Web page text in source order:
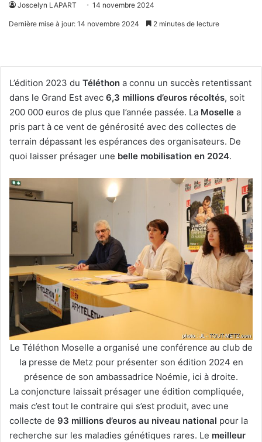
Joscelyn LAPART 14 novembre 2024
Dernière mise à jour: 14 novembre 2024 2 minutes de lecture
L’édition 2023 du Téléthon a connu un succès retentissant
dans le Grand Est avec 6,3 millions d’euros récoltés, soit
200 000 euros de plus que l’année passée. La Moselle a
pris part à ce vent de générosité avec des collectes de
terrain dépassant les espérances des organisateurs. De
quoi laisser présager une belle mobilisation en 2024.
Le Téléthon Moselle a organisé une conférence au club de
la presse de Metz pour présenter son édition 2024 en
présence de son ambassadrice Noémie, ici à droite.
La conjoncture laissait présager une édition compliquée,
mais c’est tout le contraire qui s’est produit, avec une
collecte de 93 millions d’euros au niveau national pour la
recherche sur les maladies génétiques rares. Le meilleur